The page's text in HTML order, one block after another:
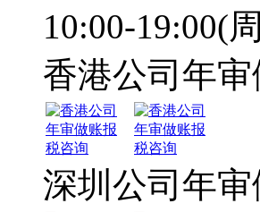
10:00-19:00(
香港公司年
深圳公司年